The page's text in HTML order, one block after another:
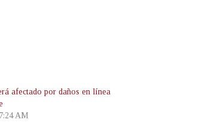
afectado por daños en línea
AM